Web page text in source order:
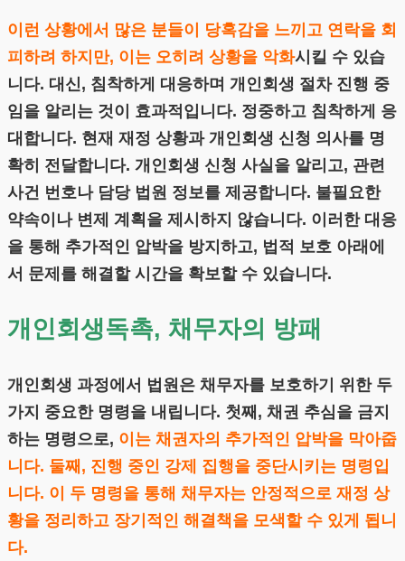
이런 상황에서 많은 분들이 당혹감을 느끼고 연락을 회
피하려 하지만, 이는 오히려 상황을 악화시킬 수 있습
니다. 대신, 침착하게 대응하며 개인회생 절차 진행 중
임을 알리는 것이 효과적입니다. 정중하고 침착하게 응
대합니다. 현재 재정 상황과 개인회생 신청 의사를 명
확히 전달합니다. 개인회생 신청 사실을 알리고, 관련
사건 번호나 담당 법원 정보를 제공합니다. 불필요한
약속이나 변제 계획을 제시하지 않습니다. 이러한 대응
을 통해 추가적인 압박을 방지하고, 법적 보호 아래에
서 문제를 해결할 시간을 확보할 수 있습니다.
개인회생독촉, 채무자의 방패
개인회생 과정에서 법원은 채무자를 보호하기 위한 두
가지 중요한 명령을 내립니다. 첫째, 채권 추심을 금지
하는 명령으로, 이는 채권자의 추가적인 압박을 막아줍
니다. 둘째, 진행 중인 강제 집행을 중단시키는 명령입
니다. 이 두 명령을 통해 채무자는 안정적으로 재정 상
황을 정리하고 장기적인 해결책을 모색할 수 있게 됩니
다.